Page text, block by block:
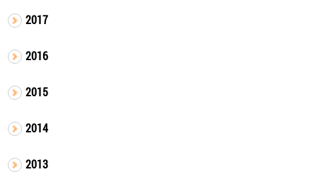
2017
2016
2015
2014
2013